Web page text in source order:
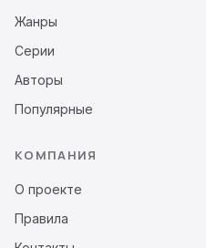
Жанры
Серии
Авторы
Популярные
КОМПАНИЯ
О проекте
Правила